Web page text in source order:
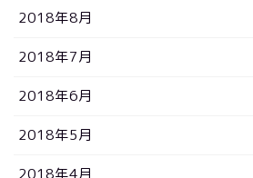
2018年8月
2018年7月
2018年6月
2018年5月
2018年4月